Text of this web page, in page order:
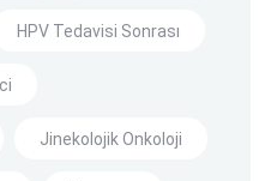
HPV Tedavisi Sonrası
Jinekolojik Onkoloji